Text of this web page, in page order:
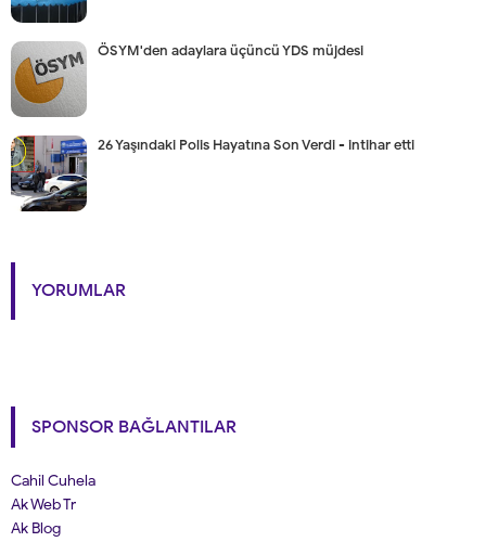
ÖSYM'den adaylara üçüncü YDS müjdesi
26 Yaşındaki Polis Hayatına Son Verdi - intihar etti
YORUMLAR
SPONSOR BAĞLANTILAR
Cahil Cuhela
Ak Web Tr
Ak Blog